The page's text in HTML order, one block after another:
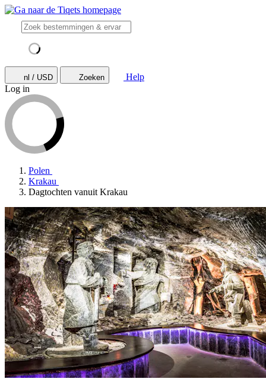
nl / USD Zoeken
Help
Log in
Polen
Krakau
Dagtochten vanuit Krakau